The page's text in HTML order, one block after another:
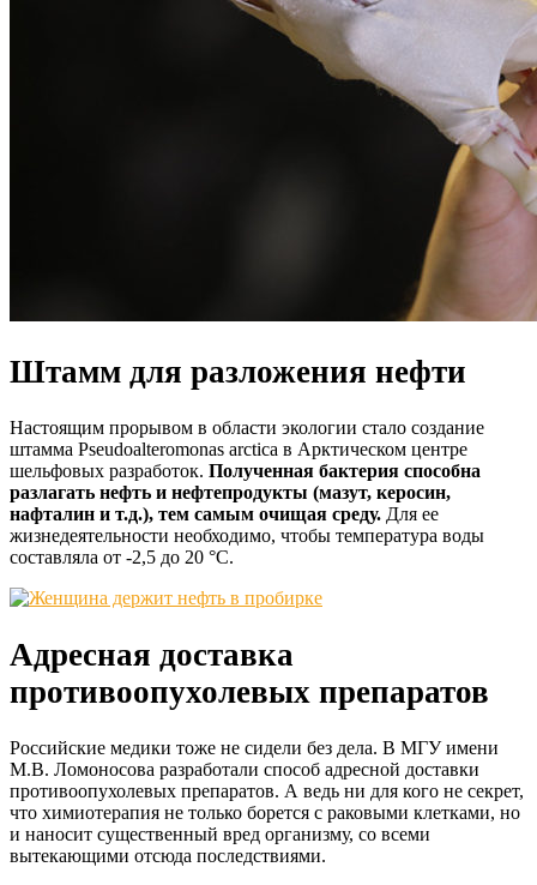
Штамм для разложения нефти
Настоящим прорывом в области экологии стало создание
штамма Pseudoalteromonas arctica в Арктическом центре
шельфовых разработок. Полученная бактерия способна
разлагать нефть и нефтепродукты (мазут, керосин,
нафталин и т.д.), тем самым очищая среду. Для ее
жизнедеятельности необходимо, чтобы температура воды
составляла от -2,5 до 20 °С.
Адресная доставка
противоопухолевых препаратов
Российские медики тоже не сидели без дела. В МГУ имени
М.В. Ломоносова разработали способ адресной доставки
противоопухолевых препаратов. А ведь ни для кого не секрет,
что химиотерапия не только борется с раковыми клетками, но
и наносит существенный вред организму, со всеми
вытекающими отсюда последствиями.